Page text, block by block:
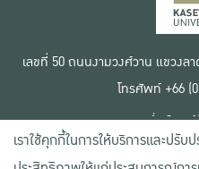
เลขที่ 50 ถนนงามวงศ์วาน แขวงล
โทรศัพท์ +66
เงื่อนไขการ
ข้อตกลงด้า
นโยบายคว
เราใช้คุกกี้ในการให้บริการและปรั